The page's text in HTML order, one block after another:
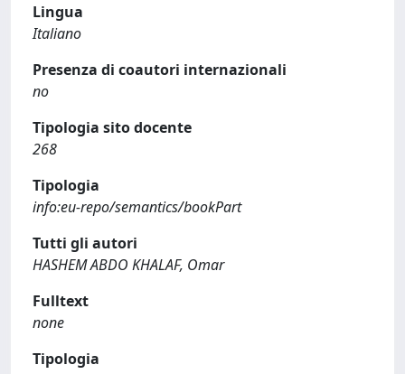
Lingua
Italiano
Presenza di coautori internazionali
no
Tipologia sito docente
268
Tipologia
info:eu-repo/semantics/bookPart
Tutti gli autori
HASHEM ABDO KHALAF, Omar
Fulltext
none
Tipologia